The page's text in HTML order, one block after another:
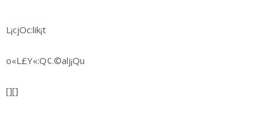
L¡cjOc:lik¡t
o«L£Y«:Q¢.©alj¡Qu
[][]